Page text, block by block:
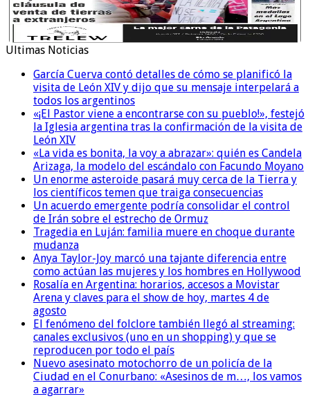
Ultimas Noticias
García Cuerva contó detalles de cómo se planificó la
visita de León XIV y dijo que su mensaje interpelará a
todos los argentinos
«¡El Pastor viene a encontrarse con su pueblo!», festejó
la Iglesia argentina tras la confirmación de la visita de
León XIV
«La vida es bonita, la voy a abrazar»: quién es Candela
Arizaga, la modelo del escándalo con Facundo Moyano
Un enorme asteroide pasará muy cerca de la Tierra y
los científicos temen que traiga consecuencias
Un acuerdo emergente podría consolidar el control
de Irán sobre el estrecho de Ormuz
Tragedia en Luján: familia muere en choque durante
mudanza
Anya Taylor-Joy marcó una tajante diferencia entre
como actúan las mujeres y los hombres en Hollywood
Rosalía en Argentina: horarios, accesos a Movistar
Arena y claves para el show de hoy, martes 4 de
agosto
El fenómeno del folclore también llegó al streaming:
canales exclusivos (uno en un shopping) y que se
reproducen por todo el país
Nuevo asesinato motochorro de un policía de la
Ciudad en el Conurbano: «Asesinos de m…, los vamos
a agarrar»